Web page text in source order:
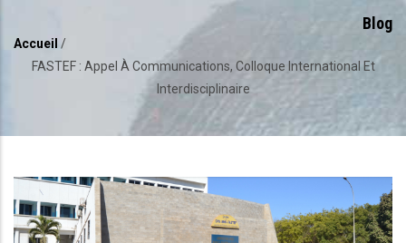
Blog
Fil
Accueil /
FASTEF : Appel À Communications, Colloque International Et
Interdisciplinaire